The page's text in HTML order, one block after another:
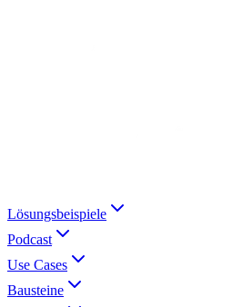
Lösungsbeispiele
Podcast
Use Cases
Bausteine